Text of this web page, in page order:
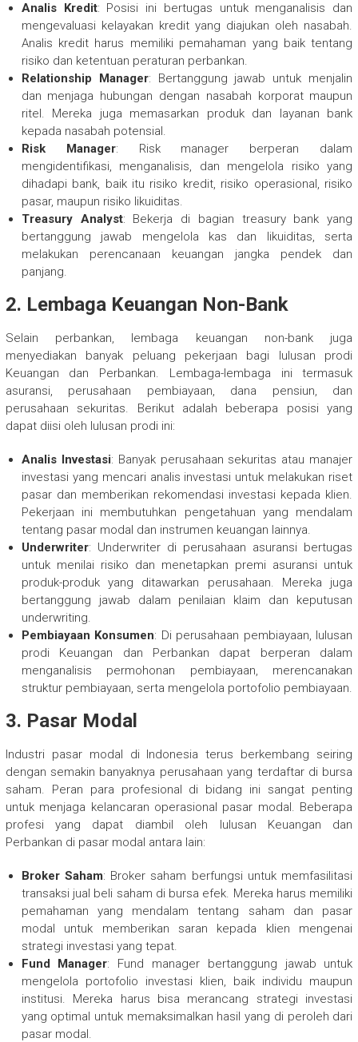
Analis Kredit: Posisi ini bertugas untuk menganalisis dan
mengevaluasi kelayakan kredit yang diajukan oleh nasabah.
Analis kredit harus memiliki pemahaman yang baik tentang
risiko dan ketentuan peraturan perbankan.
Relationship Manager: Bertanggung jawab untuk menjalin
dan menjaga hubungan dengan nasabah korporat maupun
ritel. Mereka juga memasarkan produk dan layanan bank
kepada nasabah potensial.
Risk Manager: Risk manager berperan dalam
mengidentifikasi, menganalisis, dan mengelola risiko yang
dihadapi bank, baik itu risiko kredit, risiko operasional, risiko
pasar, maupun risiko likuiditas.
Treasury Analyst: Bekerja di bagian treasury bank yang
bertanggung jawab mengelola kas dan likuiditas, serta
melakukan perencanaan keuangan jangka pendek dan
panjang.
2. Lembaga Keuangan Non-Bank
Selain perbankan, lembaga keuangan non-bank juga
menyediakan banyak peluang pekerjaan bagi lulusan prodi
Keuangan dan Perbankan. Lembaga-lembaga ini termasuk
asuransi, perusahaan pembiayaan, dana pensiun, dan
perusahaan sekuritas. Berikut adalah beberapa posisi yang
dapat diisi oleh lulusan prodi ini:
Analis Investasi: Banyak perusahaan sekuritas atau manajer
investasi yang mencari analis investasi untuk melakukan riset
pasar dan memberikan rekomendasi investasi kepada klien.
Pekerjaan ini membutuhkan pengetahuan yang mendalam
tentang pasar modal dan instrumen keuangan lainnya.
Underwriter: Underwriter di perusahaan asuransi bertugas
untuk menilai risiko dan menetapkan premi asuransi untuk
produk-produk yang ditawarkan perusahaan. Mereka juga
bertanggung jawab dalam penilaian klaim dan keputusan
underwriting.
Pembiayaan Konsumen: Di perusahaan pembiayaan, lulusan
prodi Keuangan dan Perbankan dapat berperan dalam
menganalisis permohonan pembiayaan, merencanakan
struktur pembiayaan, serta mengelola portofolio pembiayaan.
3. Pasar Modal
Industri pasar modal di Indonesia terus berkembang seiring
dengan semakin banyaknya perusahaan yang terdaftar di bursa
saham. Peran para profesional di bidang ini sangat penting
untuk menjaga kelancaran operasional pasar modal. Beberapa
profesi yang dapat diambil oleh lulusan Keuangan dan
Perbankan di pasar modal antara lain:
Broker Saham: Broker saham berfungsi untuk memfasilitasi
transaksi jual beli saham di bursa efek. Mereka harus memiliki
pemahaman yang mendalam tentang saham dan pasar
modal untuk memberikan saran kepada klien mengenai
strategi investasi yang tepat.
Fund Manager: Fund manager bertanggung jawab untuk
mengelola portofolio investasi klien, baik individu maupun
institusi. Mereka harus bisa merancang strategi investasi
yang optimal untuk memaksimalkan hasil yang di peroleh dari
pasar modal.